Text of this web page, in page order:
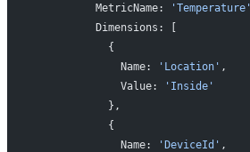
          MetricName:
'Temperature'
          Dimensions: [
            {
              Name:
'Location' ,
              Value:
'Inside'
            },
            {
              Name:
'DeviceId' ,